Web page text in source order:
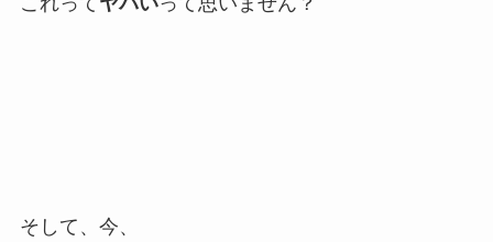
そして、今、